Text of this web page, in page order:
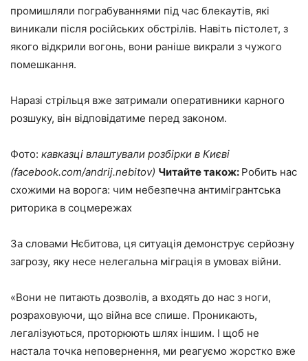
промишляли пограбуваннями під час блекаутів, які
виникали після російських обстрілів. Навіть пістолет, з
якого відкрили вогонь, вони раніше викрали з чужого
помешкання.
Наразі стрільця вже затримали оперативники карного
розшуку, він відповідатиме перед законом.
Фото: кавказці влаштували розбірки в Києві
(facebook.com/andrij.nebitov) Читайте також: Робить нас
схожими на ворога: чим небезпечна антимігрантська
риторика в соцмережах
За словами Нєбитова, ця ситуація демонструє серйозну
загрозу, яку несе нелегальна міграція в умовах війни.
«Вони не питають дозволів, а входять до нас з ноги,
розраховуючи, що війна все спише. Проникають,
легалізуються, проторюють шлях іншим. І щоб не
настала точка неповернення, ми реагуємо жорстко вже